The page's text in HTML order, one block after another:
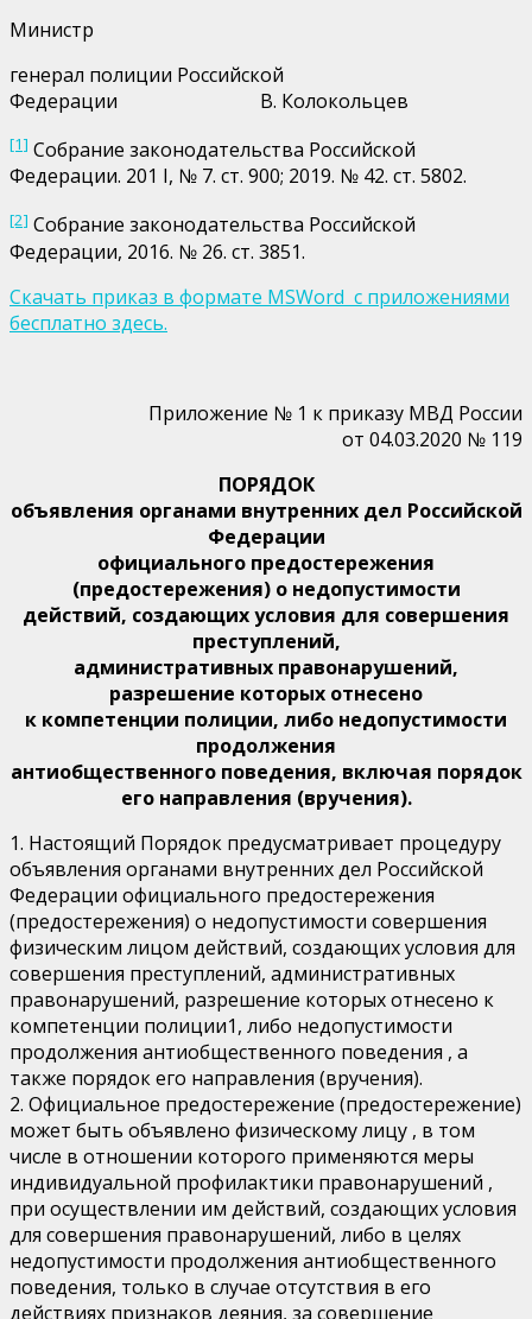
Министр
генерал полиции Российской
Федерации В. Колокольцев
[1] Собрание законодательства Российской
Федерации. 201 I, № 7. ст. 900; 2019. № 42. ст. 5802.
[2] Собрание законодательства Российской
Федерации, 2016. № 26. ст. 3851.
Скачать приказ в формате MSWord с приложениями
бесплатно здесь.
Приложение № 1 к приказу МВД России
от 04.03.2020 № 119
ПОРЯДОК
объявления органами внутренних дел Российской
Федерации
официального предостережения
(предостережения) о недопустимости
действий, создающих условия для совершения
преступлений,
административных правонарушений,
разрешение которых отнесено
к компетенции полиции, либо недопустимости
продолжения
антиобщественного поведения, включая порядок
его направления (вручения).
1. Настоящий Порядок предусматривает процедуру
объявления органами внутренних дел Российской
Федерации официального предостережения
(предостережения) о недопустимости совершения
физическим лицом действий, создающих условия для
совершения преступлений, административных
правонарушений, разрешение которых отнесено к
компетенции полиции1, либо недопустимости
продолжения антиобщественного поведения , а
также порядок его направления (вручения).
2. Официальное предостережение (предостережение)
может быть объявлено физическому лицу , в том
числе в отношении которого применяются меры
индивидуальной профилактики правонарушений ,
при осуществлении им действий, создающих условия
для совершения правонарушений, либо в целях
недопустимости продолжения антиобщественного
поведения, только в случае отсутствия в его
действиях признаков деяния, за совершение